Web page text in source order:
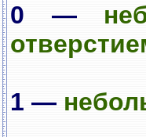
0 —
1 —